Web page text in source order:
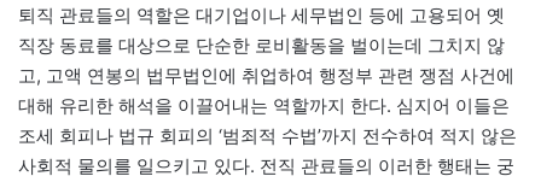
퇴직 관료들의 역할은 대기업이나 세무법인 등에 고용되어 옛
직장 동료를 대상으로 단순한 로비활동을 벌이는데 그치지 않
고, 고액 연봉의 법무법인에 취업하여 행정부 관련 쟁점 사건에
대해 유리한 해석을 이끌어내는 역할까지 한다. 심지어 이들은
조세 회피나 법규 회피의 ‘범죄적 수법’까지 전수하여 적지 않은
사회적 물의를 일으키고 있다. 전직 관료들의 이러한 행태는 궁